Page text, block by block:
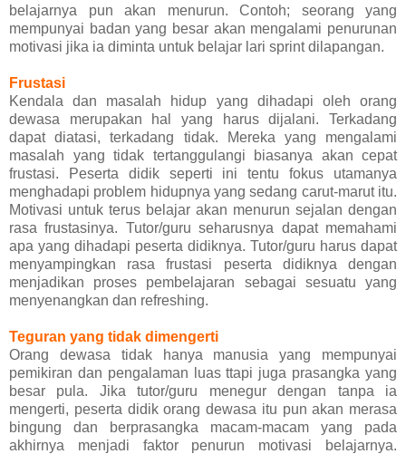
belajarnya pun akan menurun. Contoh; seorang yang
mempunyai badan yang besar akan mengalami penurunan
motivasi jika ia diminta untuk belajar lari sprint dilapangan.
Frustasi
Kendala dan masalah hidup yang dihadapi oleh orang
dewasa merupakan hal yang harus dijalani. Terkadang
dapat diatasi, terkadang tidak. Mereka yang mengalami
masalah yang tidak tertanggulangi biasanya akan cepat
frustasi. Peserta didik seperti ini tentu fokus utamanya
menghadapi problem hidupnya yang sedang carut-marut itu.
Motivasi untuk terus belajar akan menurun sejalan dengan
rasa frustasinya. Tutor/guru seharusnya dapat memahami
apa yang dihadapi peserta didiknya. Tutor/guru harus dapat
menyampingkan rasa frustasi peserta didiknya dengan
menjadikan proses pembelajaran sebagai sesuatu yang
menyenangkan dan refreshing.
Teguran yang tidak dimengerti
Orang dewasa tidak hanya manusia yang mempunyai
pemikiran dan pengalaman luas ttapi juga prasangka yang
besar pula. Jika tutor/guru menegur dengan tanpa ia
mengerti, peserta didik orang dewasa itu pun akan merasa
bingung dan berprasangka macam-macam yang pada
akhirnya menjadi faktor penurun motivasi belajarnya.